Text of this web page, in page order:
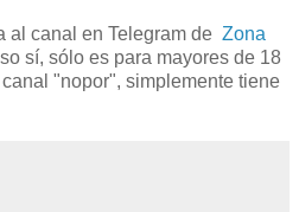
al canal en Telegram de Zona
sí, sólo es para mayores de 18
"nopor", simplemente tiene